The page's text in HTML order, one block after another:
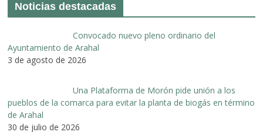
Noticias destacadas
Convocado nuevo pleno ordinario del
Ayuntamiento de Arahal
3 de agosto de 2026
Una Plataforma de Morón pide unión a los
pueblos de la comarca para evitar la planta de biogás en término
de Arahal
30 de julio de 2026